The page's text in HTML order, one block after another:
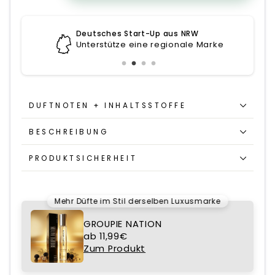
Deutsches Start-Up aus NRW
Unterstütze eine regionale Marke
DUFTNOTEN + INHALTSSTOFFE
BESCHREIBUNG
PRODUKTSICHERHEIT
Mehr Düfte im Stil derselben Luxusmarke
GROUPIE NATION
ab 11,99€
Zum Produkt